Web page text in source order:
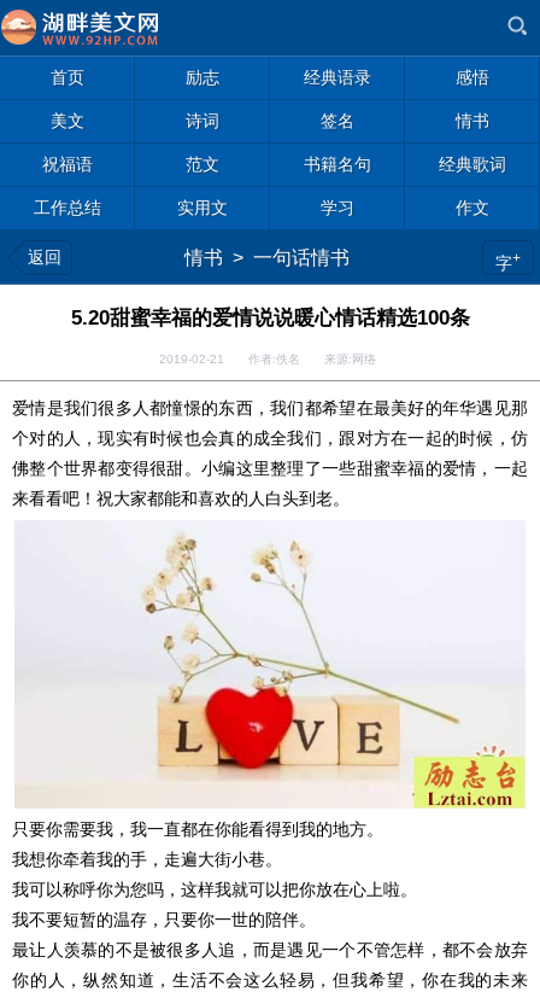
首页 励志 经典语录 感悟
美文 诗词 签名 情书
祝福语 范文 书籍名句 经典歌词
工作总结 实用文 学习 作文
返回 情书 > 一句话情书 字+
5.20甜蜜幸福的爱情说说暖心情话精选100条
2019-02-21 作者:佚名 来源:网络
爱情是我们很多人都憧憬的东西，我们都希望在最美好的年华遇见那
个对的人，现实有时候也会真的成全我们，跟对方在一起的时候，仿
佛整个世界都变得很甜。小编这里整理了一些甜蜜幸福的爱情，一起
来看看吧！祝大家都能和喜欢的人白头到老。
只要你需要我，我一直都在你能看得到我的地方。
我想你牵着我的手，走遍大街小巷。
我可以称呼你为您吗，这样我就可以把你放在心上啦。
我不要短暂的温存，只要你一世的陪伴。
最让人羡慕的不是被很多人追，而是遇见一个不管怎样，都不会放弃
你的人，纵然知道，生活不会这么轻易，但我希望，你在我的未来